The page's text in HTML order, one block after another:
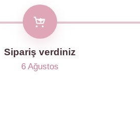
Sipariş verdiniz
6 Ağustos